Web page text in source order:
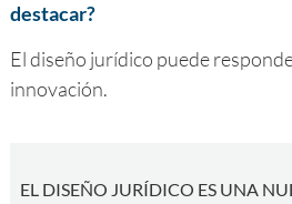
destacar?
El diseño jurídico puede
innovación.
EL DISEÑO JURÍDICO ES UNA